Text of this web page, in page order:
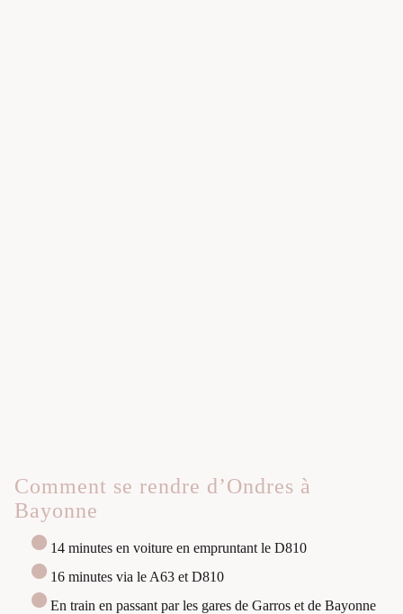
Comment se rendre d’Ondres à
Bayonne
14 minutes en voiture en empruntant le D810
16 minutes via le A63 et D810
En train en passant par les gares de Garros et de Bayonne